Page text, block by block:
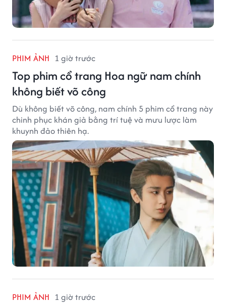
PHIM ẢNH 1 giờ trước
Top phim cổ trang Hoa ngữ nam chính
không biết võ công
Dù không biết võ công, nam chính 5 phim cổ trang này
chinh phục khán giả bằng trí tuệ và mưu lược làm
khuynh đảo thiên hạ.
PHIM ẢNH 1 giờ trước